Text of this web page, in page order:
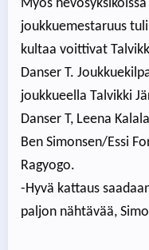
Myös
joukkuemestaruus
kultaa voittivat
Danser T.
joukkueella Talvikki
Danser T, Leena
Ben Simonsen/Essi
Ragyogo.
-Hyvä kattaus
paljon nähtävää,